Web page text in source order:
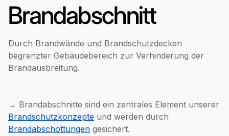
Brandabschnitt
Durch Brandwände und Brandschutzdecken
begrenzter Gebäudebereich zur Verhinderung der
Brandausbreitung.
→ Brandabschnitte sind ein zentrales Element unserer
Brandschutzkonzepte und werden durch
Brandabschottungen gesichert.